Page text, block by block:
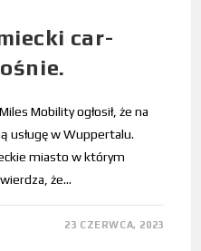
car-
Mobility ogłosił, że na
usługę w Wuppertalu.
miasto w którym
że…
23 CZERWCA, 2023